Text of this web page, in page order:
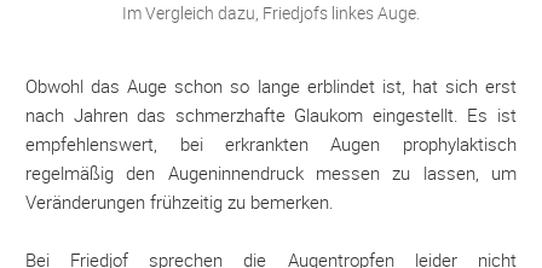
Im Vergleich dazu, Friedjofs linkes Auge.
Obwohl das Auge schon so lange erblindet ist, hat sich erst
nach Jahren das schmerzhafte Glaukom eingestellt. Es ist
empfehlenswert, bei erkrankten Augen prophylaktisch
regelmäßig den Augeninnendruck messen zu lassen, um
Veränderungen frühzeitig zu bemerken.
Bei Friedjof sprechen die Augentropfen leider nicht